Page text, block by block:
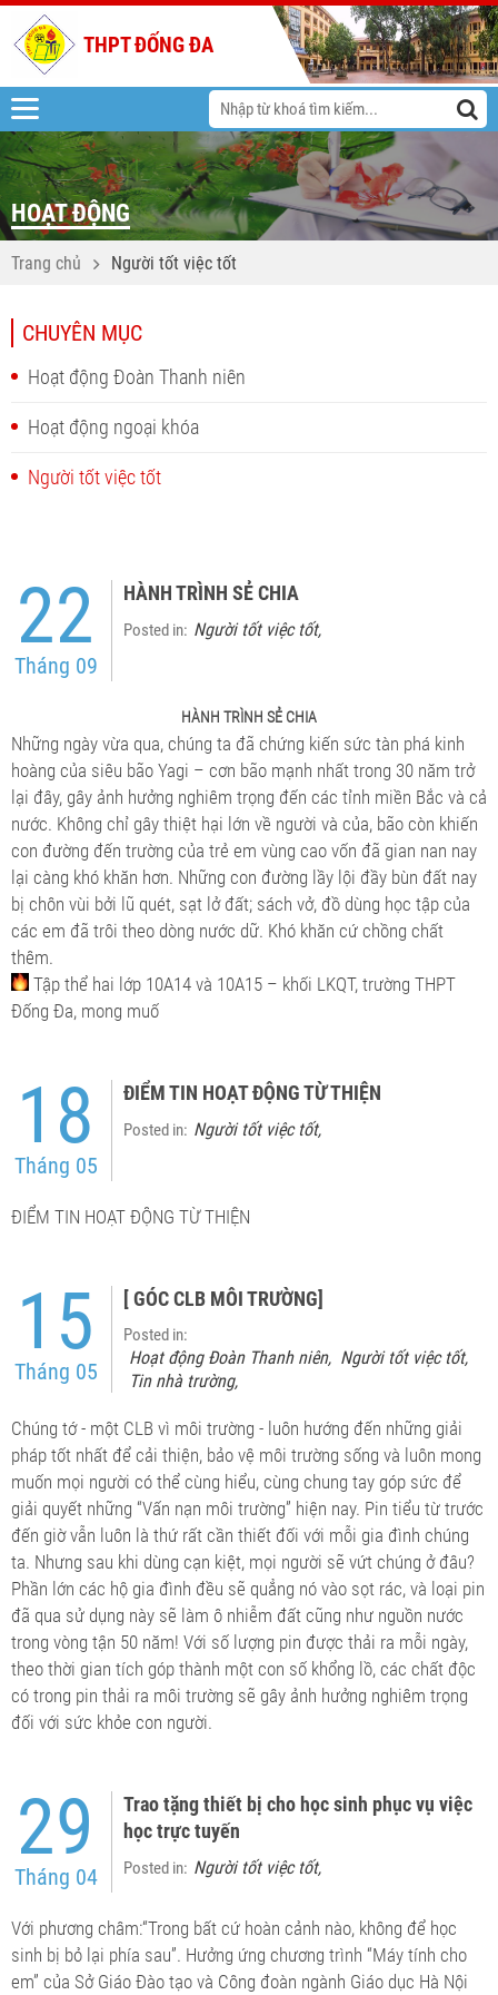
THPT ĐỐNG ĐA
HOẠT ĐỘNG
Trang chủ Người tốt việc tốt
CHUYÊN MỤC
Hoạt động Đoàn Thanh niên
Hoạt động ngoại khóa
Người tốt việc tốt
22
Tháng 09
HÀNH TRÌNH SẺ CHIA
Posted in: Người tốt việc tốt,
HÀNH TRÌNH SẺ CHIA
Những ngày vừa qua, chúng ta đã chứng kiến sức tàn phá kinh
hoàng của siêu bão Yagi – cơn bão mạnh nhất trong 30 năm trở
lại đây, gây ảnh hưởng nghiêm trọng đến các tỉnh miền Bắc và cả
nước. Không chỉ gây thiệt hại lớn về người và của, bão còn khiến
con đường đến trường của trẻ em vùng cao vốn đã gian nan nay
lại càng khó khăn hơn. Những con đường lầy lội đầy bùn đất nay
bị chôn vùi bởi lũ quét, sạt lở đất; sách vở, đồ dùng học tập của
các em đã trôi theo dòng nước dữ. Khó khăn cứ chồng chất
thêm.
Tập thể hai lớp 10A14 và 10A15 – khối LKQT, trường THPT
Đống Đa, mong muố
18
Tháng 05
ĐIỂM TIN HOẠT ĐỘNG TỪ THIỆN
Posted in: Người tốt việc tốt,
ĐIỂM TIN HOẠT ĐỘNG TỪ THIỆN
15
Tháng 05
[ GÓC CLB MÔI TRƯỜNG]
Posted in:
Hoạt động Đoàn Thanh niên, Người tốt việc tốt,
Tin nhà trường,
Chúng tớ - một CLB vì môi trường - luôn hướng đến những giải
pháp tốt nhất để cải thiện, bảo vệ môi trường sống và luôn mong
muốn mọi người có thể cùng hiểu, cùng chung tay góp sức để
giải quyết những “Vấn nạn môi trường” hiện nay. Pin tiểu từ trước
đến giờ vẫn luôn là thứ rất cần thiết đối với mỗi gia đình chúng
ta. Nhưng sau khi dùng cạn kiệt, mọi người sẽ vứt chúng ở đâu?
Phần lớn các hộ gia đình đều sẽ quẳng nó vào sọt rác, và loại pin
đã qua sử dụng này sẽ làm ô nhiễm đất cũng như nguồn nước
trong vòng tận 50 năm! Với số lượng pin được thải ra mỗi ngày,
theo thời gian tích góp thành một con số khổng lồ, các chất độc
có trong pin thải ra môi trường sẽ gây ảnh hưởng nghiêm trọng
đối với sức khỏe con người.
29
Tháng 04
Trao tặng thiết bị cho học sinh phục vụ việc
học trực tuyến
Posted in: Người tốt việc tốt,
Với phương châm:“Trong bất cứ hoàn cảnh nào, không để học
sinh bị bỏ lại phía sau”. Hưởng ứng chương trình “Máy tính cho
em” của Sở Giáo Đào tạo và Công đoàn ngành Giáo dục Hà Nội